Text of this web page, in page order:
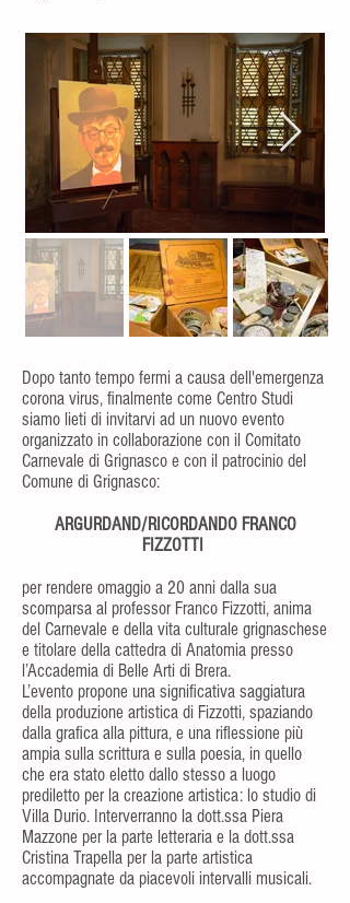
Dopo tanto tempo fermi a causa dell'emergenza
corona virus, finalmente come Centro Studi
siamo lieti di invitarvi ad un nuovo evento
organizzato in collaborazione con il Comitato
Carnevale di Grignasco e con il patrocinio del
Comune di Grignasco:
ARGURDAND/RICORDANDO FRANCO
FIZZOTTI
per rendere omaggio a 20 anni dalla sua
scomparsa al professor Franco Fizzotti, anima
del Carnevale e della vita culturale grignaschese
e titolare della cattedra di Anatomia presso
l’Accademia di Belle Arti di Brera.
L’evento propone una significativa saggiatura
della produzione artistica di Fizzotti, spaziando
dalla grafica alla pittura, e una riflessione più
ampia sulla scrittura e sulla poesia, in quello
che era stato eletto dallo stesso a luogo
prediletto per la creazione artistica: lo studio di
Villa Durio. Interverranno la dott.ssa Piera
Mazzone per la parte letteraria e la dott.ssa
Cristina Trapella per la parte artistica
accompagnate da piacevoli intervalli musicali.